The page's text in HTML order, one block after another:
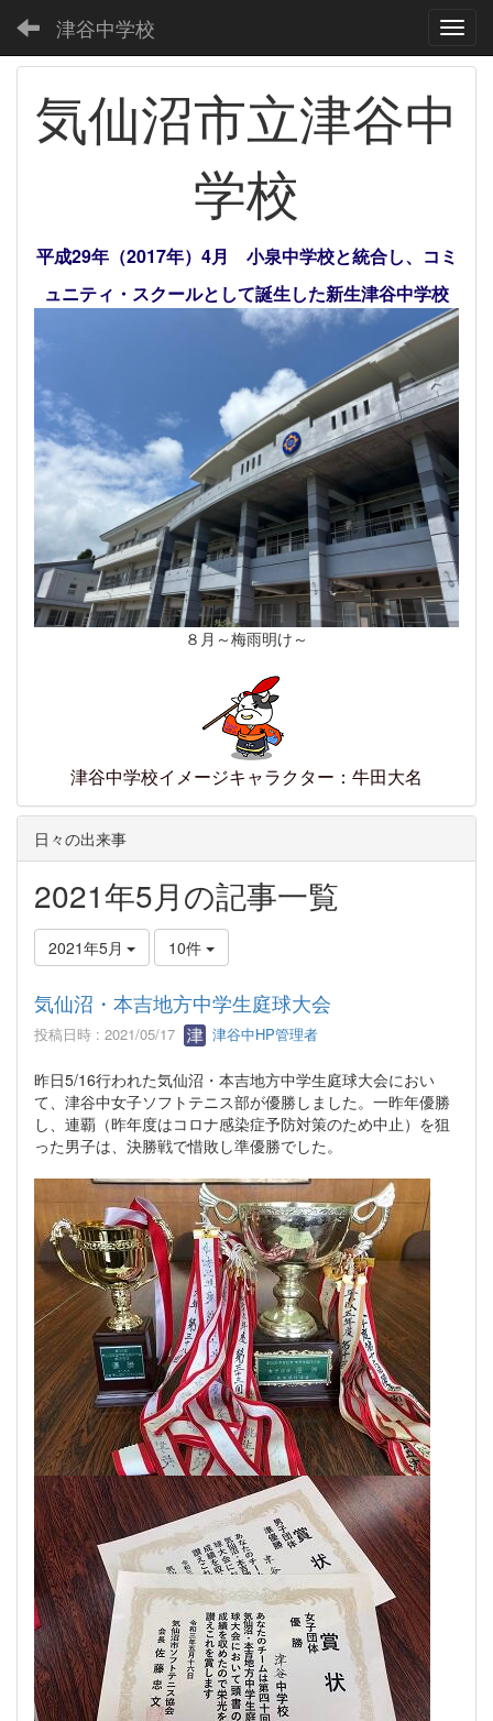
津谷中学校
気仙沼市立津谷中
学校
平成29年（2017年）4月 小泉中学校と統合し、コミ
ュニティ・スクールとして誕生した新生津谷中学校
８月～梅雨明け～
津谷中学校イメージキャラクター：牛田大名
日々の出来事
2021年5月の記事一覧
2021年5月 10件
気仙沼・本吉地方中学生庭球大会
投稿日時 : 2021/05/17 津谷中HP管理者
昨日5/16行われた気仙沼・本吉地方中学生庭球大会におい
て、津谷中女子ソフトテニス部が優勝しました。一昨年優勝
し、連覇（昨年度はコロナ感染症予防対策のため中止）を狙
った男子は、決勝戦で惜敗し準優勝でした。